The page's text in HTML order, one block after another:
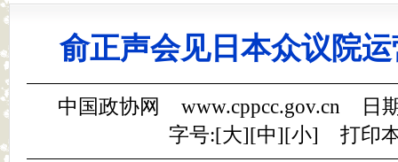
俞正声会见日本众议院
中国政协网 www.cppcc.gov.cn 日
字号:[大][中][小] 打印